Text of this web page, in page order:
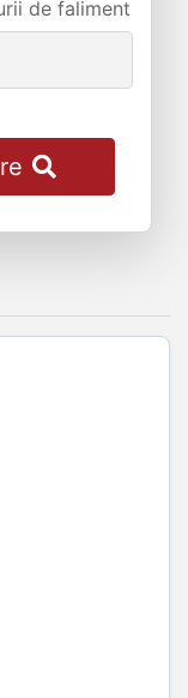
de faliment